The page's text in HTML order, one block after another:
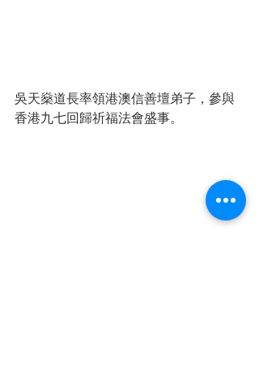
吳天燊道長率領港澳信善壇弟子，參與
香港九七回歸祈福法會盛事。